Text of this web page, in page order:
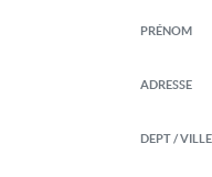
PRÉNOM
ADRESSE
DEPT / VILLE